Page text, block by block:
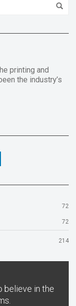
printing and
the industry’s
72
72
214
believe in the